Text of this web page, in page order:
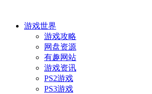
游戏世界
游戏攻略
网盘资源
有趣网站
游戏资讯
PS2游戏
PS3游戏